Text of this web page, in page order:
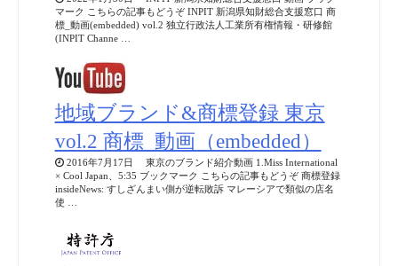
マーク こちらの記事もどうぞ INPIT 新潟県知財総合支援窓口 商
標_動画(embedded) vol.2 独立行政法人工業所有権情報・研修館
(INPIT Channe …
地域ブランド&商標登録 東京
vol.2 商標_動画（embedded）
2016年7月17日 東京のブランド紹介動画 1.Miss International
× Cool Japan、5:35 ブックマーク こちらの記事もどうぞ 商標登録
insideNews: すしざんまい側が逆転敗訴 マレーシアで類似の店名
使 …